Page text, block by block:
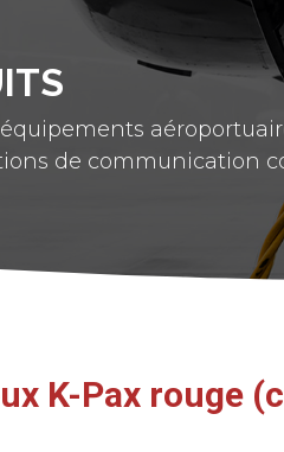
de communication
K-Pax rouge